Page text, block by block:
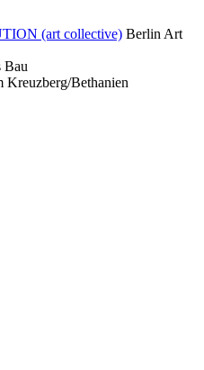
(art collective) Berlin Art
Bau
Kreuzberg/Bethanien